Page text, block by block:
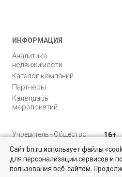
Квартиры на вторичном
Более 10 тысяч квартир в Санкт-
ИНФОРМАЦИЯ
Аналитика
недвижимости
Каталог компаний
Партнеры
Календарь
мероприятий
Учредитель - Общество
ответственностью
"Управляющая
компания "Бюллетень
недвижимости"
16+
Сайт bn.ru использует файлы
для персонализации сервисов и
пользования веб-сайтом.